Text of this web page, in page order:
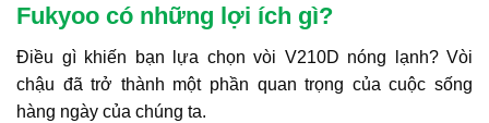
Fukyoo có những lợi ích gì?
Điều gì khiến bạn lựa chọn vòi V210D nóng lạnh? Vòi
chậu đã trở thành một phần quan trọng của cuộc sống
hàng ngày của chúng ta.